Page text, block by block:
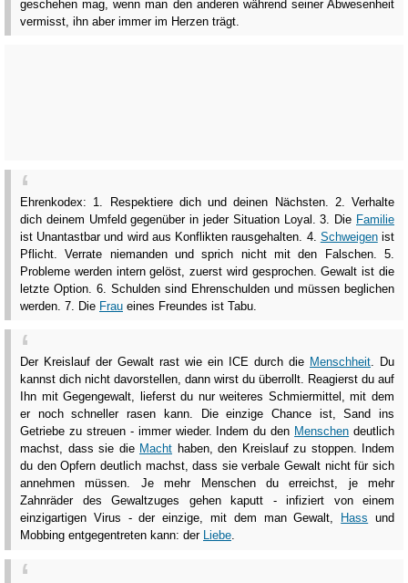
geschehen mag, wenn man den anderen während seiner Abwesenheit
vermisst, ihn aber immer im Herzen trägt.
Ehrenkodex: 1. Respektiere dich und deinen Nächsten. 2. Verhalte
dich deinem Umfeld gegenüber in jeder Situation Loyal. 3. Die Familie
ist Unantastbar und wird aus Konflikten rausgehalten. 4. Schweigenist
Pflicht. Verrate niemanden und sprich nicht mit den Falschen. 5.
Probleme werden intern gelöst, zuerst wird gesprochen. Gewalt ist die
letzte Option. 6. Schulden sind Ehrenschulden und müssen beglichen
werden. 7. Die Frau eines Freundes ist Tabu.
Der Kreislauf der Gewalt rast wie ein ICE durch die Menschheit. Du
kannst dich nicht davorstellen, dann wirst du überrollt. Reagierst du auf
Ihn mit Gegengewalt, lieferst du nur weiteres Schmiermittel, mit dem
er noch schneller rasen kann. Die einzige Chance ist, Sand ins
Getriebe zu streuen - immer wieder. Indem du den Menschen deutlich
machst, dass sie die Macht haben, den Kreislauf zu stoppen. Indem
du den Opfern deutlich machst, dass sie verbale Gewalt nicht für sich
annehmen müssen. Je mehr Menschen du erreichst, je mehr
Zahnräder des Gewaltzuges gehen kaputt - infiziert von einem
einzigartigen Virus - der einzige, mit dem man Gewalt,
Hass und
Mobbing entgegentreten kann: der Liebe.